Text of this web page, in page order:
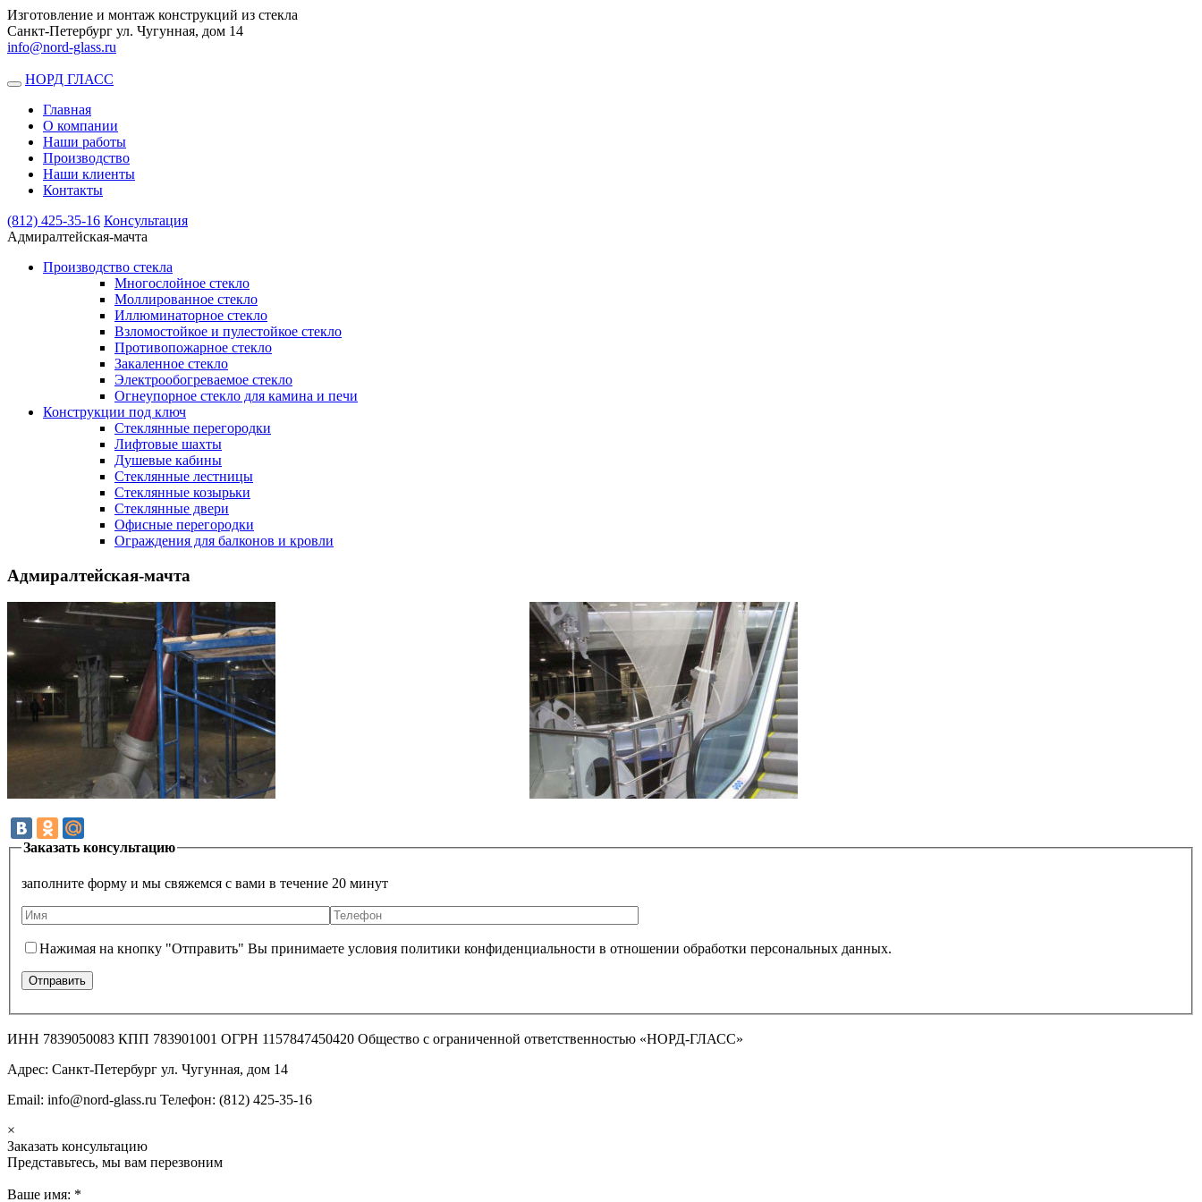
Изготовление и монтаж конструкций из стекла
Санкт-Петербург ул. Чугунная, дом 14
info@nord-glass.ru
Toggle
navigation
НОРД ГЛАСС
Главная
О компании
Наши работы
Производство
Наши клиенты
Контакты
(812) 425-35-16 Консультация
Адмиралтейская-мачта
Производство стекла
Многослойное стекло
Моллированное стекло
Иллюминаторное стекло
Взломостойкое и пулестойкое стекло
Противопожарное стекло
Закаленное стекло
Электрообогреваемое стекло
Огнеупорное стекло для камина и печи
Конструкции под ключ
Стеклянные перегородки
Лифтовые шахты
Душевые кабины
Cтеклянные лестницы
Cтеклянные козырьки
Cтеклянные двери
Офисные перегородки
Ограждения для балконов и кровли
Адмиралтейская-мачта
Заказать консультацию
заполните форму и мы свяжемся с вами в течение 20 минут
Нажимая на кнопку "Отправить" Вы принимаете условия политики конфиденциальности в отношении обработки персональных данных.
ИНН 7839050083 КПП 783901001 ОГРН 1157847450420 Общество с ограниченной ответственностью «НОРД-ГЛАСС»
Адрес: Санкт-Петербург ул. Чугунная, дом 14
Email: info@nord-glass.ru Телефон: (812) 425-35-16
×
Заказать консультацию
Представьтесь, мы вам перезвоним
Ваше имя: *